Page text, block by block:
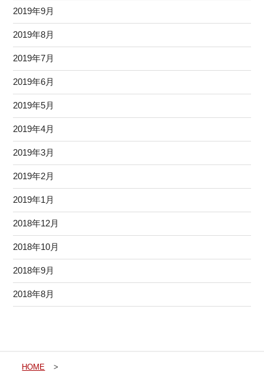
2019年9月
2019年8月
2019年7月
2019年6月
2019年5月
2019年4月
2019年3月
2019年2月
2019年1月
2018年12月
2018年10月
2018年9月
2018年8月
HOME >